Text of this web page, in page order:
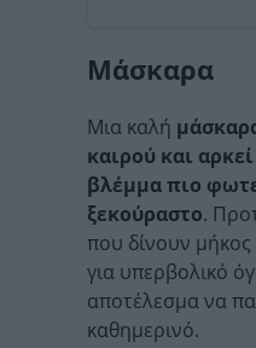
Μάσκαρα
Μια καλή
καιρού και
βλέμμα πιο
ξεκούραστο.
που δίνουν μήκος
για υπερβολικό
αποτέλεσμα να
καθημερινό.